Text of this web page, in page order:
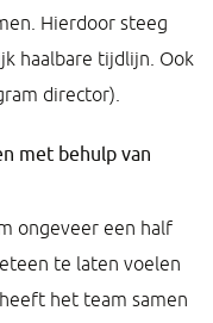
Hierdoor steeg
haalbare tijdlijn. Ook
director).
met behulp van
ongeveer een half
te laten voelen
het team samen